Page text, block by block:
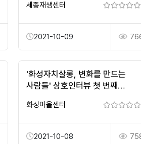
세종재생센터
2021-10-09
'화성자치살롱, 변화를 만드는
사람들' 상호인터뷰 첫 번째
주민자치팀 강인혜의 이…
화성마을센터
2021-10-08